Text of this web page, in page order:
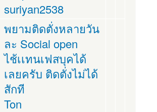
suriyan2538
พยามติดตั่งหลายวัน
ละ Social open
ไช้เเทนเฟสบุคได้
เลยครับ ติดตั่งไม่ได้
สักที
Ton